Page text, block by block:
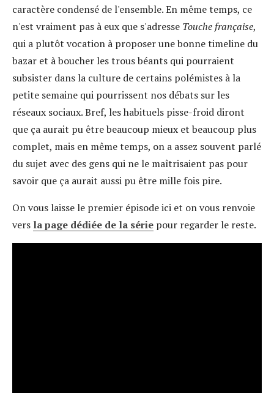
caractère condensé de l'ensemble. En même temps, ce
n'est vraiment pas à eux que s'adresse Touche française,
qui a plutôt vocation à proposer une bonne timeline du
bazar et à boucher les trous béants qui pourraient
subsister dans la culture de certains polémistes à la
petite semaine qui pourrissent nos débats sur les
réseaux sociaux. Bref, les habituels pisse-froid diront
que ça aurait pu être beaucoup mieux et beaucoup plus
complet, mais en même temps, on a assez souvent parlé
du sujet avec des gens qui ne le maîtrisaient pas pour
savoir que ça aurait aussi pu être mille fois pire.
On vous laisse le premier épisode ici et on vous renvoie
vers la page dédiée de la série pour regarder le reste.